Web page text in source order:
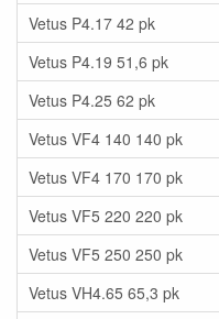
Vetus P4.17 42 pk
Vetus P4.19 51,6 pk
Vetus P4.25 62 pk
Vetus VF4 140 140 pk
Vetus VF4 170 170 pk
Vetus VF5 220 220 pk
Vetus VF5 250 250 pk
Vetus VH4.65 65,3 pk